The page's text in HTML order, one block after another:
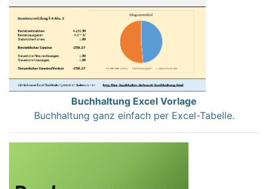
Buchhaltung Excel Vorlage
Buchhaltung ganz einfach per Excel-Tabelle.